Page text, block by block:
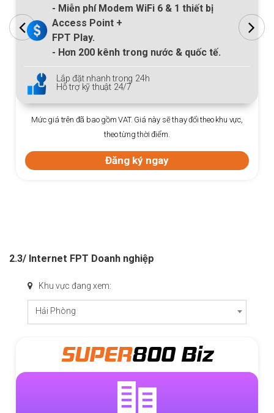
- Miễn phí ModemWiFi 6& 1 thiết bị
Access Point +
FPT Play.
- Hơn200kênh trong nước & quốc tế.
Lắp đặt nhanh trong 24h
Hỗ trợ kỹ thuật 24/7
Mức giá trên đã bao gồm VAT. Giá này sẽ thay đổi theo khu vực,
theo từng thời điểm.
Đăng ký ngay
2.3/ Internet FPT Doanh nghiệp
Khu vực đang xem:
Hải Phòng
SUPER800 Biz